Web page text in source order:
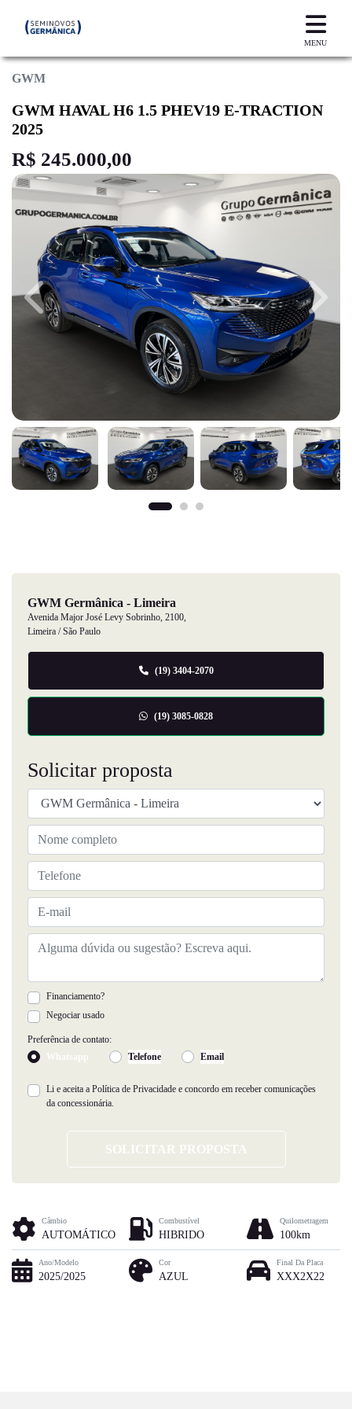
MENU
GWM
GWM HAVAL H6 1.5 PHEV19 E-TRACTION
2025
R$ 245.000,00
Previous Next
GWM Germânica - Limeira
Avenida Major José Levy Sobrinho, 2100,
Limeira / São Paulo
(19) 3404-2070
(19) 3085-0828
Solicitar proposta
Financiamento?
Negociar usado
Preferência de contato:
Whatsapp
Telefone Email
Li e aceita a Política de Privacidade e concordo em receber comunicações
da concessionária.
SOLICITAR PROPOSTA
Câmbio
AUTOMÁTICO
Combustível
HIBRIDO
Quilometragem
100km
Ano/Modelo
2025/2025
Cor
AZUL
Final Da Placa
XXX2X22